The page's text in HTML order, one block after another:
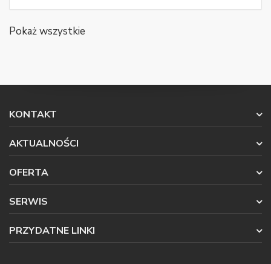
Pokaż wszystkie
KONTAKT
AKTUALNOŚCI
OFERTA
SERWIS
PRZYDATNE LINKI